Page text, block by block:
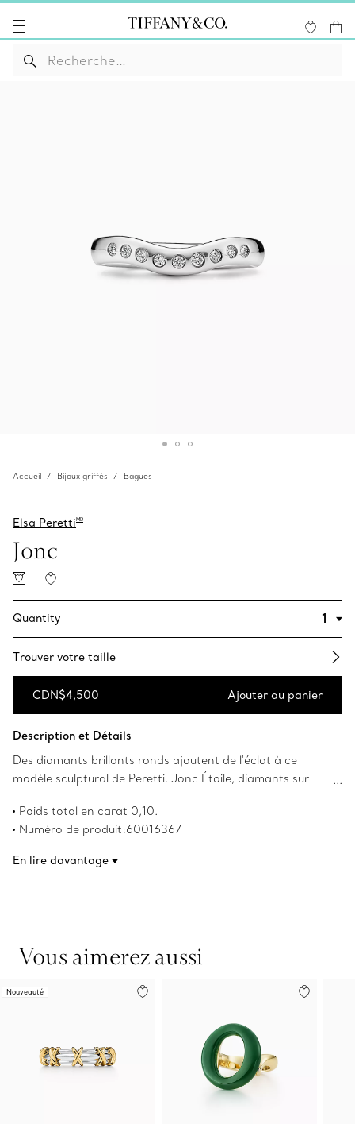
Accueil Bijoux griffés Bagues
Elsa PerettiMD
Jonc
Quantity
Trouver votre taille
CDN$4,500 Ajouter au panier
Description et Détails
Des diamants brillants ronds ajoutent de l'éclat à ce
modèle sculptural de Peretti. Jonc Étoile, diamants sur
originales sont détenus par Elsa Peretti(MD).
Poids total en carat 0,10.
Numéro de produit:60016367
En lire davantage
Vous aimerez aussi
Nouveauté